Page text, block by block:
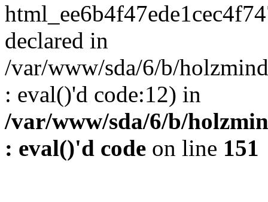
declared in
/var/www/sda/6/b/
: eval()'d code:12) in
/var/www/sda/6/b/
: eval()'d code on line 151